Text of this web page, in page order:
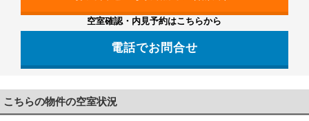
空室確認・内見予約はこちらから
電話でお問合せ
こちらの物件の空室状況